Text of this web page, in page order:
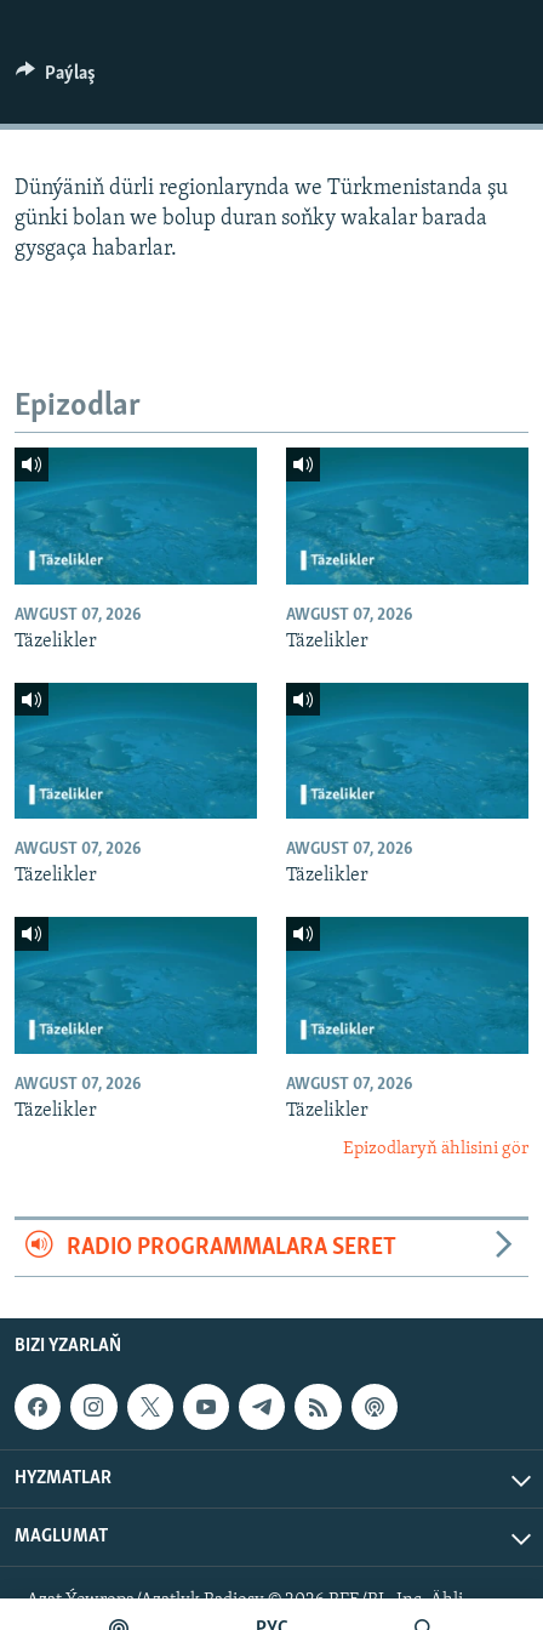
Paýlaş
Dünýäniň dürli regionlarynda we Türkmenistanda şu
günki bolan we bolup duran soňky wakalar barada
gysgaça habarlar.
Epizodlar
AWGUST 07, 2026
Täzelikler
AWGUST 07, 2026
Täzelikler
AWGUST 07, 2026
Täzelikler
AWGUST 07, 2026
Täzelikler
AWGUST 07, 2026
Täzelikler
AWGUST 07, 2026
Täzelikler
Epizodlaryň ählisini gör
RADIO PROGRAMMALARA SERET
BIZI YZARLAŇ
HYZMATLAR
MAGLUMAT
Azat Ýewropa/Azatlyk Radiosy © 2026 RFE/RL, Inc. Ähli
hukuklar goralan.